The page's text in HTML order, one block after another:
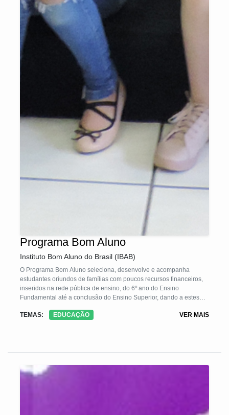
Programa Bom Aluno
Instituto Bom Aluno do Brasil (IBAB)
O Programa Bom Aluno seleciona, desenvolve e acompanha
estudantes oriundos de famílias com poucos recursos financeiros,
inseridos na rede pública de ensino, do 6º ano do Ensino
Fundamental até a conclusão do Ensino Superior, dando a estes
Transformando sonhos em realidade, possibilita a inserção deste
lideranças, além de estimular o exercício da cidadania e
TEMAS: EDUCAÇÃO VER MAIS